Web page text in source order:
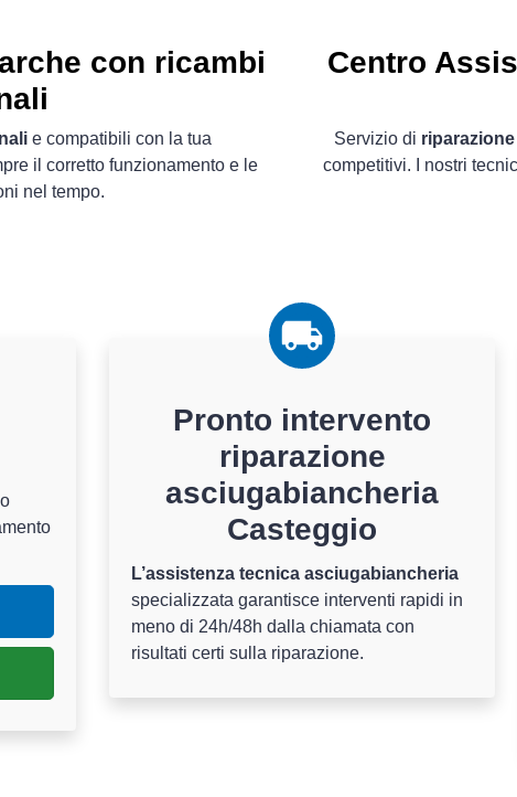
con ricambi
e compatibili con la tua
il corretto funzionamento e le
nel tempo.
Centro
Servizio di
competitivi. I nostri
Pronto intervento
riparazione
asciugabiancheria
Casteggio
L’assistenza tecnica asciugabiancheria
specializzata garantisce interventi rapidi in
meno di 24h/48h dalla chiamata con
risultati certi sulla riparazione.